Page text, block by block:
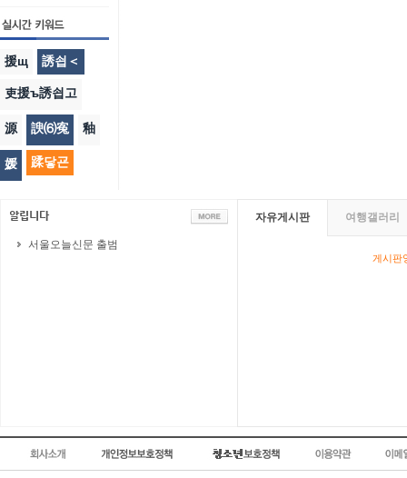
援щ 誘쇱＜
吏援ъ誘쇱고
源 諛⑹寃 釉
媛 蹂닿굔
서울오늘신문 출범
자유게시판 여행갤러리
게시판